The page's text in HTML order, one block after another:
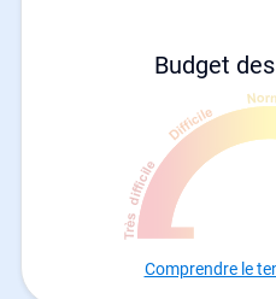
Budget
Comprendre le